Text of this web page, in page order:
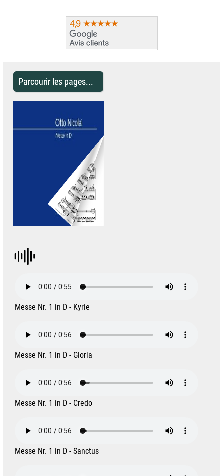
Parcourir les pages...
Messe Nr. 1 in D - Kyrie
Messe Nr. 1 in D - Gloria
Messe Nr. 1 in D - Credo
Messe Nr. 1 in D - Sanctus